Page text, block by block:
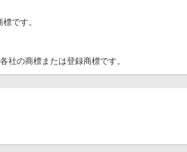
です。
の商標または登録商標です。